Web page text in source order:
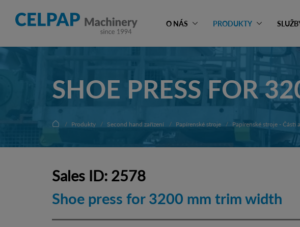
O NÁS PRODUKTY
SHOE PRESS FOR
Produkty Second hand zařízení Papírenské stroje Papírenské stroje - Části
Sales ID: 2578
Shoe press for 3200 mm trim width